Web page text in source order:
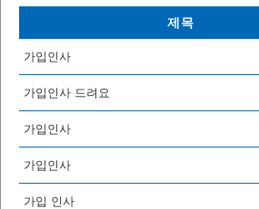
제목
가입인사
가입인사 드려요
가입인사
가입인사
가입 인사